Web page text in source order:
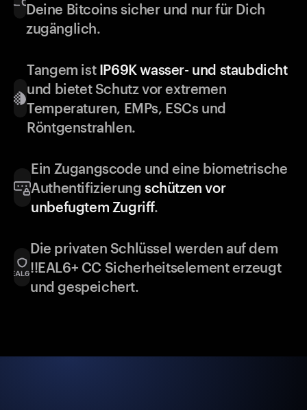
Deine Bitcoins sicher und nur für Dich
zugänglich.
Tangem ist IP69K wasser- und staubdicht
und bietet Schutz vor extremen
Temperaturen, EMPs, ESCs und
Röntgenstrahlen.
Ein Zugangscode und eine biometrische
Authentifizierung schützen vor
unbefugtem Zugriff.
Die privaten Schlüssel werden auf dem
!!EAL6+ CC Sicherheitselement erzeugt
und gespeichert.